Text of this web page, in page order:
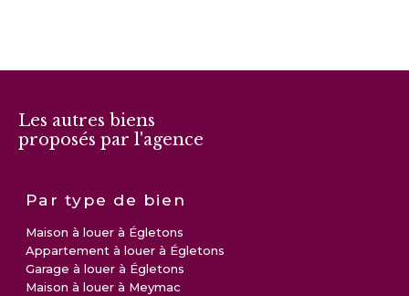
Les autres biens
proposés par l'agence
Par type de bien
Maison à louer à Égletons
Appartement à louer à Égletons
Garage à louer à Égletons
Maison à louer à Meymac